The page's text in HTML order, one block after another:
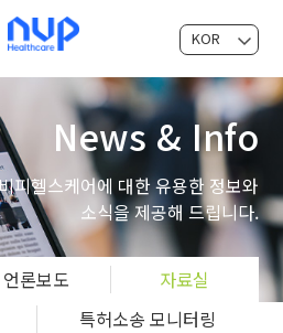
KOR
News & Info
피헬스케어에 대한 유용한 정보와
소식을 제공해 드립니다.
언론보도
자료실
특허소송 모니터링